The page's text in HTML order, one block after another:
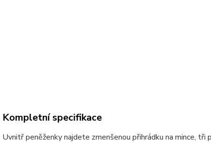
Kompletní specifikace
Uvnitř peněženky najdete zmenšenou přihrádku na mince,